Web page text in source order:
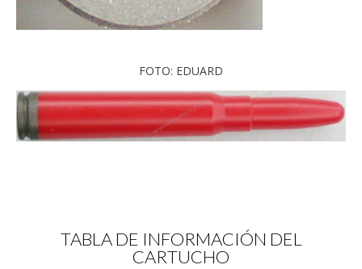
FOTO: EDUARD
TABLA DE INFORMACIÓN DEL
CARTUCHO